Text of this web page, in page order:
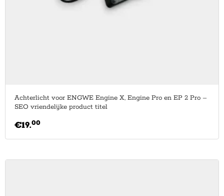
Achterlicht voor ENGWE Engine X, Engine Pro en EP 2 Pro –
SEO vriendelijke product titel
€19.00